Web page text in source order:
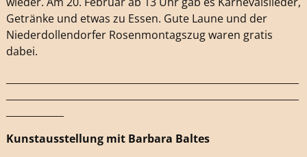
Getränke und etwas zu Essen. Gute Laune und der
Niederdollendorfer Rosenmontagszug waren gratis
dabei.
Kunstausstellung mit Barbara Baltes